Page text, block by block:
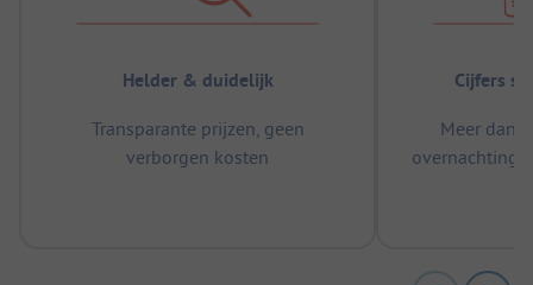
Helder & duidelijk
Transparante prijzen, geen
verborgen kosten
Cijfers
Meer dan